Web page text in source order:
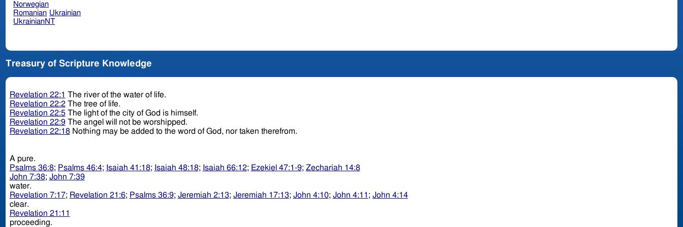
Norwegian
Romanian Ukrainian
UkrainianNT
Treasury of Scripture Knowledge
Revelation 22:1 The river of the water of life.
Revelation 22:2The tree of life.
Revelation 22:5The light of the city of God is himself.
Revelation 22:9The angel will not be worshipped.
Revelation 22:18Nothing may be added to the word of God, nor taken therefrom.
A pure.
Psalms 36:8; Psalms 46:4; Isaiah 41:18; Isaiah 48:18; Isaiah 66:12; Ezekiel 47:1-9; Zechariah 14:8
John 7:38; John 7:39
water.
Revelation 7:17; Revelation 21:6; Psalms 36:9; Jeremiah 2:13; Jeremiah 17:13; John 4:10; John 4:11 ; John 4:14
clear.
Revelation 21:11
proceeding.